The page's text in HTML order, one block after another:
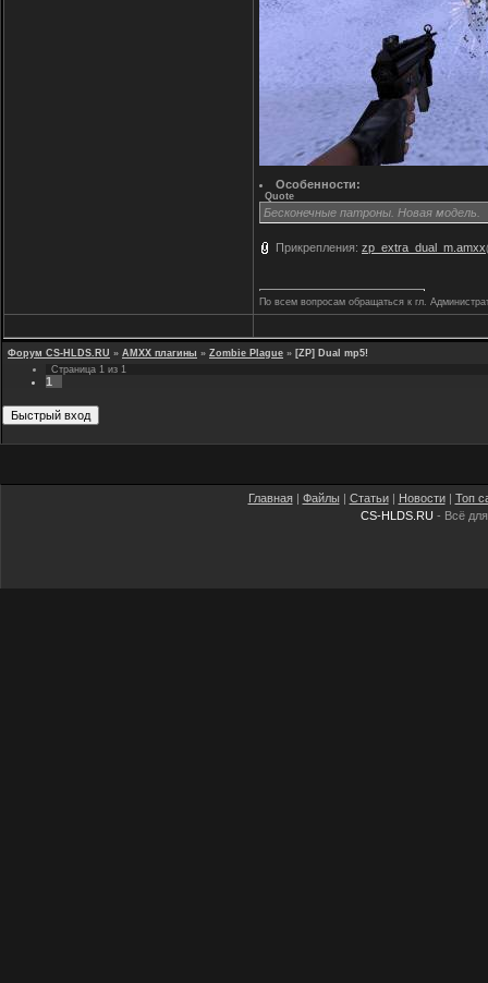
Особенности:
Quote
Бесконечные патроны. Новая модель.
Прикрепления: zp_extra_dual_m.amxx
По всем вопросам обращаться к гл.
Форум CS-HLDS.RU » AMXX плагины » Zombie Plague » [ZP] Dual mp5!
Страница 1 из 1
1
Главная| Файлы | Статьи| Новости| Топ
CS-HLDS.RU - Всё